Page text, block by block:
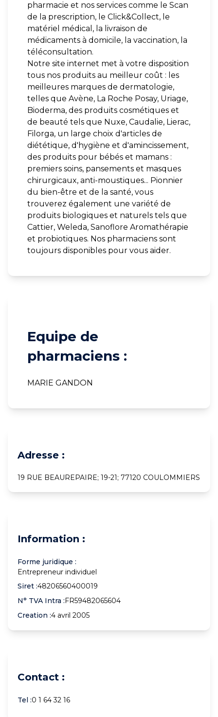
pharmacie et nos services comme le Scan
de la prescription, le Click&Collect, le
matériel médical, la livraison de
médicaments à domicile, la vaccination, la
téléconsultation.
Notre site internet met à votre disposition
tous nos produits au meilleur coût : les
meilleures marques de dermatologie,
telles que Avène, La Roche Posay, Uriage,
Bioderma, des produits cosmétiques et
de beauté tels que Nuxe, Caudalie, Lierac,
Filorga, un large choix d'articles de
diététique, d'hygiène et d'amincissement,
des produits pour bébés et mamans :
premiers soins, pansements et masques
chirurgicaux, anti-moustiques... Pionnier
du bien-être et de la santé, vous
trouverez également une variété de
produits biologiques et naturels tels que
Cattier, Weleda, Sanoflore Aromathérapie
et probiotiques. Nos pharmaciens sont
toujours disponibles pour vous aider.
Equipe de
pharmaciens :
MARIE GANDON
Adresse :
19 RUE BEAUREPAIRE; 19-21; 77120 COULOMMIERS
Information :
Forme juridique :
Entrepreneur individuel
Siret :48206560400019
N° TVA Intra : FR59482065604
Creation :4 avril 2005
Contact :
Tel :0 1 64 32 16